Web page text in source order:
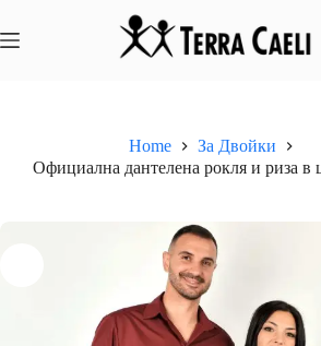
content
Home
За Двойки
Официална дантелена рокля и риза в